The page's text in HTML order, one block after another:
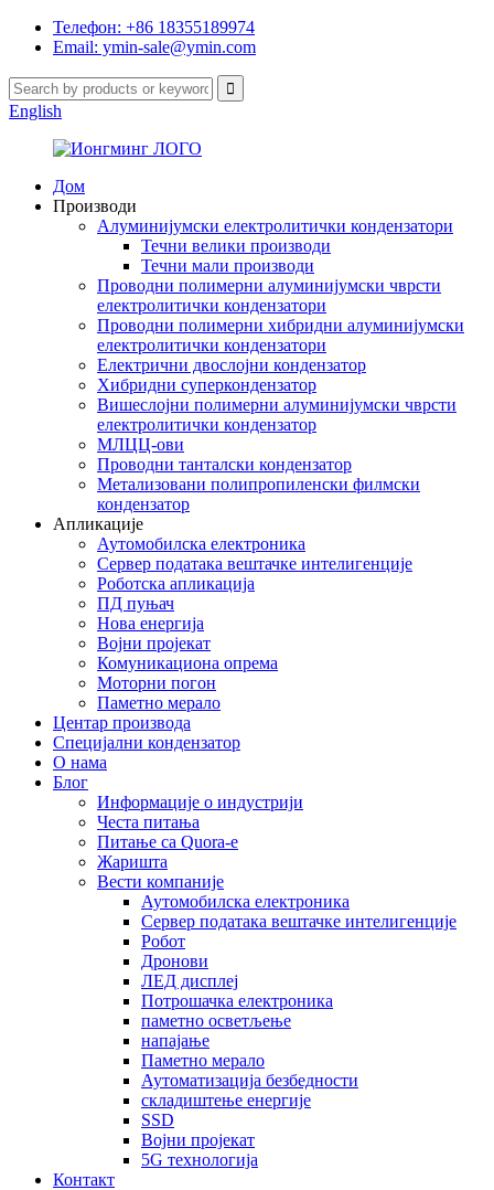
Телефон: +86 18355189974
Email: ymin-sale@ymin.com
English
Дом
Производи
Алуминијумски електролитички кондензатори
Течни велики производи
Течни мали производи
Проводни полимерни алуминијумски чврсти
електролитички кондензатори
Проводни полимерни хибридни алуминијумски
електролитички кондензатори
Електрични двослојни кондензатор
Хибридни суперкондензатор
Вишеслојни полимерни алуминијумски чврсти
електролитички кондензатор
МЛЦЦ-ови
Проводни танталски кондензатор
Метализовани полипропиленски филмски
кондензатор
Апликације
Аутомобилска електроника
Сервер података вештачке интелигенције
Роботска апликација
ПД пуњач
Нова енергија
Војни пројекат
Комуникациона опрема
Моторни погон
Паметно мерало
Центар производа
Специјални кондензатор
О нама
Блог
Информације о индустрији
Честа питања
Питање са Quora-е
Жаришта
Вести компаније
Аутомобилска електроника
Сервер података вештачке интелигенције
Робот
Дронови
ЛЕД дисплеј
Потрошачка електроника
паметно осветљење
напајање
Паметно мерало
Аутоматизација безбедности
складиштење енергије
SSD
Војни пројекат
5G технологија
Контакт